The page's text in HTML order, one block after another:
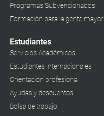
Programas Subvencionados
Formación para la gente mayor
Estudiantes
Servicios Académicos
Estudiantes internacionales
Orientación profesional
Ayudas y descuentos
Bolsa de trabajo